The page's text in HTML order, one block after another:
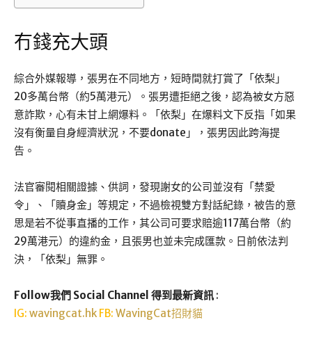
冇錢充大頭
綜合外媒報導，張男在不同地方，短時間就打賞了「依梨」
20多萬台幣（約5萬港元）。張男遭拒絕之後，認為被女方惡
意詐欺，心有未甘上網爆料。「依梨」在爆料文下反指「如果
沒有衡量自身經濟狀況，不要donate」，張男因此跨海提
告。
法官審閱相關證據、供詞，發現謝女的公司並沒有「禁愛
令」、「贖身金」等規定，不過檢視雙方對話紀錄，被告的意
思是若不從事直播的工作，其公司可要求賠逾117萬台幣（約
29萬港元）的違約金，且張男也並未完成匯款。日前依法判
決，「依梨」無罪。
Follow我們 Social Channel 得到最新資訊 :
IG: wavingcat.hkFB: WavingCat招財貓